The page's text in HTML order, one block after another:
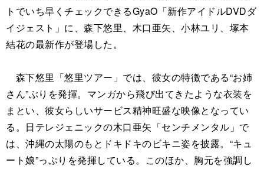
トでいち早くチェックできるGyaO「新作アイドルDVDダ
イジェスト」に、森下悠里、木口亜矢、小林ユリ、塚本
結花の最新作が登場した。
森下悠里「悠里ツアー」では、彼女の特徴である“お姉
さん”ぶりを発揮。マンガから飛び出てきたような衣装を
まとい、彼女らしいサービス精神旺盛な映像となってい
る。日テレジェニックの木口亜矢「センチメンタル」で
は、沖縄の太陽のもとドキドキのビキニ姿を披露。“キュ
ート娘”っぷりを発揮している。このほか、胸元を強調し